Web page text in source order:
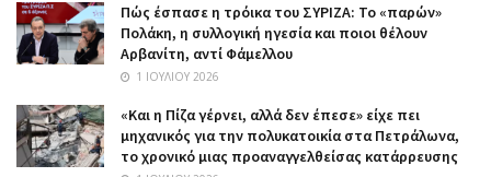
Πώς έσπασε η τρόικα του ΣΥΡΙΖΑ: Το «παρών»
Πολάκη, η συλλογική ηγεσία και ποιοι θέλουν
Αρβανίτη, αντί Φάμελλου
1 ΙΟΥΛΊΟΥ 2026
«Και η Πίζα γέρνει, αλλά δεν έπεσε» είχε πει
μηχανικός για την πολυκατοικία στα Πετράλωνα,
το χρονικό μιας προαναγγελθείσας κατάρρευσης